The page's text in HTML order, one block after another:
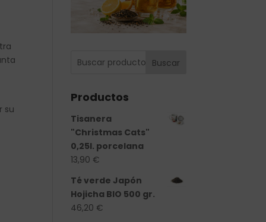
su
Buscar
Productos
Tisanera
"Christmas Cats"
0,25l. porcelana
13,90 €
Té verde Japón
Hojicha BIO 500 gr.
46,20 €